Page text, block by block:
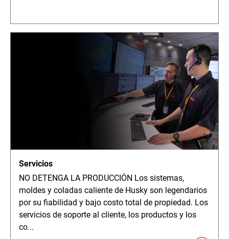
Servicios
NO DETENGA LA PRODUCCIÓN Los sistemas,
moldes y coladas caliente de Husky son legendarios
por su fiabilidad y bajo costo total de propiedad. Los
servicios de soporte al cliente, los productos y los
co...